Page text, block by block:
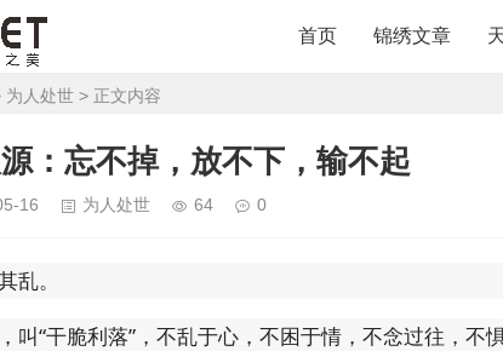
首页 锦绣文章
为人处世 > 正文内容
：忘不掉，放不下，输不起
16 为人处世 64 0
乱。
叫“干脆利落”，不乱于心，不困于情，不念过往，不惧